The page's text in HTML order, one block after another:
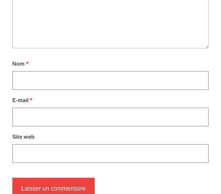
Nom *
E-mail *
Site web